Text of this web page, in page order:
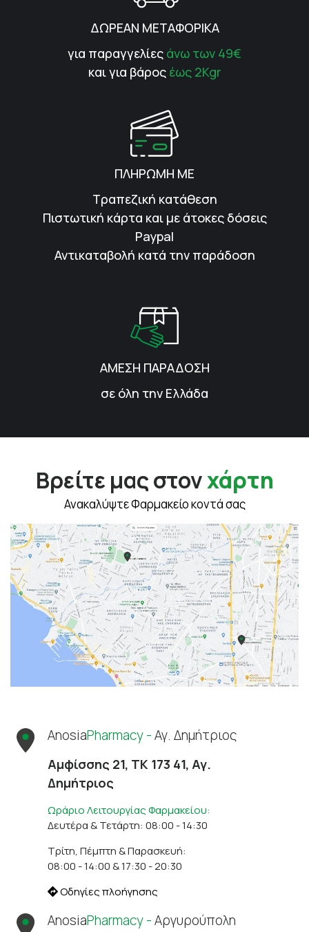
ΔΩΡΕΑΝ ΜΕΤΑΦΟΡΙΚΑ
για παραγγελίες άνω των 49€
και για βάρος έως 2Kgr
ΠΛΗΡΩΜΗ ΜΕ
Τραπεζική κατάθεση
Πιστωτική κάρτα και με άτοκες δόσεις
Paypal
Αντικαταβολή κατά την παράδοση
ΑΜΕΣΗ ΠΑΡΑΔΟΣΗ
σε όλη την Ελλάδα
Βρείτε μας στονχάρτη
Ανακαλύψτε Φαρμακείο κοντά σας
AnosiaPharmacy -Αγ. Δημήτριος
Αμφίσσης 21, ΤΚ 173 41, Αγ.
Δημήτριος
Ωράριο Λειτουργίας Φαρμακείου:
Δευτέρα & Τετάρτη: 08:00 - 14:30
Τρίτη, Πέμπτη & Παρασκευή:
08:00 - 14:00 & 17:30 - 20:30
Οδηγίες πλοήγησης
AnosiaPharmacy -Αργυρούπολη